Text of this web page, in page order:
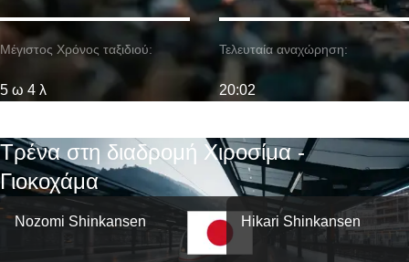
Μέγιστος Χρόνος ταξιδιού:
5 ω 4 λ
Τελευταία αναχώρηση:
20:02
Τρένα στη διαδρομή Χιροσίμα -
Γιοκοχάμα
Nozomi Shinkansen Hikari Shinkansen